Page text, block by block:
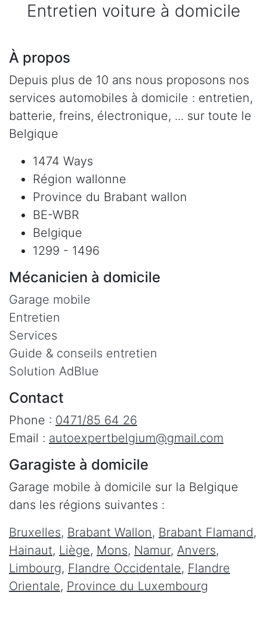
Entretien voiture à domicile
À propos
Depuis plus de 10 ans nous proposons nos
services automobiles à domicile : entretien,
batterie, freins, électronique, ... sur toute le
Belgique
1474 Ways
Région wallonne
Province du Brabant wallon
BE-WBR
Belgique
1299 - 1496
Mécanicien à domicile
Garage mobile
Entretien
Services
Guide & conseils entretien
Solution AdBlue
Contact
Phone : 0471/85 64 26
Email : autoexpertbelgium@gmail.com
Garagiste à domicile
Garage mobile à domicile sur la Belgique
dans les régions suivantes :
Bruxelles, Brabant Wallon, Brabant Flamand,
Hainaut, Liège, Mons, Namur, Anvers,
Limbourg, Flandre Occidentale, Flandre
Orientale, Province du Luxembourg